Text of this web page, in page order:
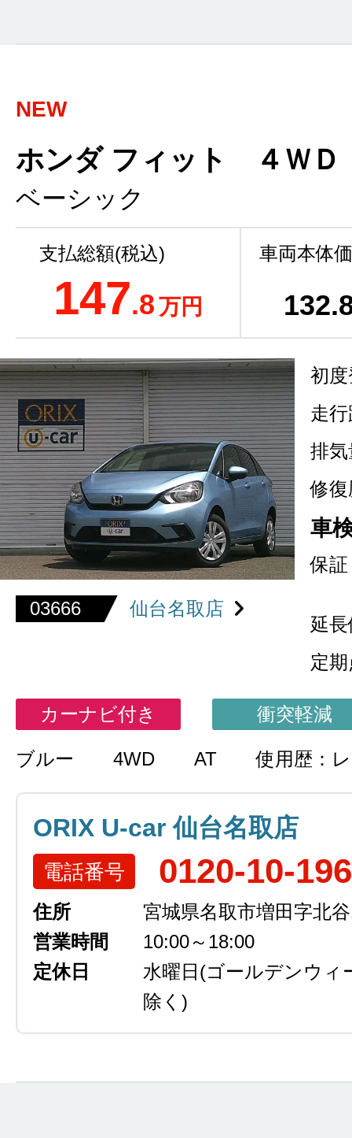
NEW
ホンダ フィット ４ＷＤ
ベーシック
支払総額(税込)
147.8万円
車両本体
132
03666 仙台名取店
初
走
排気
修復
車
保証
延
定
カーナビ付き 衝突軽減
ブルー 4WD AT 使用歴：
ORIX U-car 仙台名取店
電話番号 0120-10-
住所
宮城県名取市増田字北
営業時間
10:00～18:00
定休日
水曜日 (ゴールデンウィ
除く)